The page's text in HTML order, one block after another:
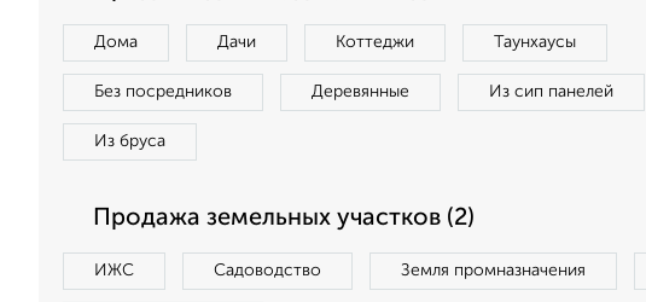
Дома Дачи Коттеджи Таунхаусы
Без посредников Деревянные Из сип панелей
Из бруса
Продажа земельных участков (2)
ИЖС Садоводство Земля промназначения